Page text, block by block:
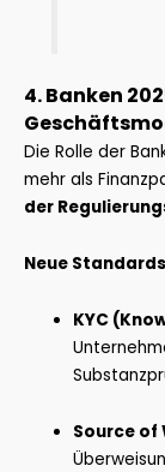
4. Banken
Die Rolle der
mehr als
der
Neue
KYC
Source of